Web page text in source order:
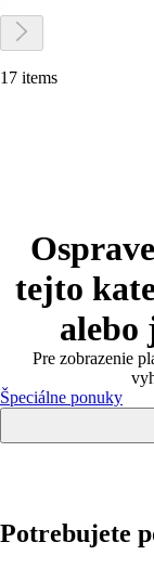
17 items
tejto
alebo
Pre zobrazenie
Špeciálne ponuky
Potrebujete